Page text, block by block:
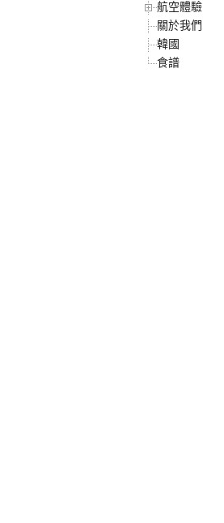
航空體驗
關於我們
韓國
食譜